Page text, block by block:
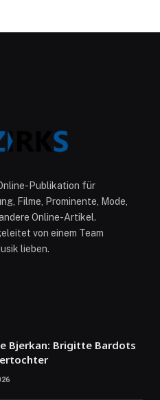
Publikation für
Filme, Prominente, Mode,
Online-Artikel.
von einem Team
lieben.
Bjerkan: Brigitte Bardots